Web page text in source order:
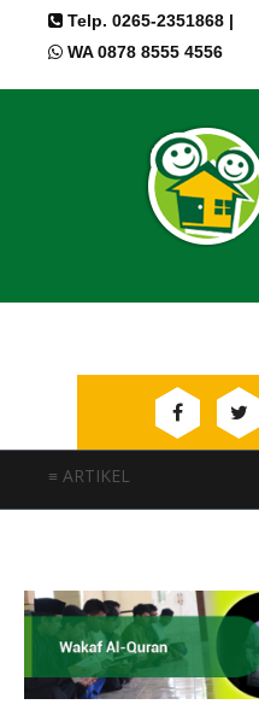
Telp. 0265-2351868 |
WA 0878 8555 4556
≡ ARTIKEL